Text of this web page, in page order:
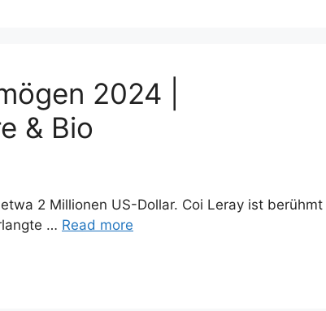
2024 |
& Bio
2 Millionen US-Dollar. Coi Leray ist berühmt
… Read more